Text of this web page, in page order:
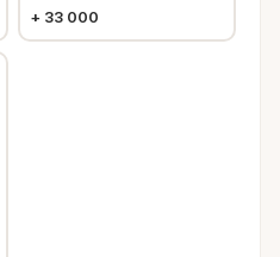
+ 33 000